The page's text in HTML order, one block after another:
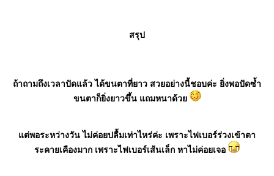
สรุป
ถ้าถามถึงเวลาปัดแล้ว ได้ขนตาที่ยาว สวยอย่างนี้ชอบค่ะ ยิ่งพอปัดซ้ำ
ขนตาก็ยิ่งยาวขึ้น แถมหนาด้ว
ต่พอระหว่างวัน ไม่ค่อยปลื้มเท่าไหร่ค่ะ เพราะไฟเบอร์ร่วงเข้าตา
ระคายเคืองมาก เพราะไฟเบอร์เส้นเล็ก หาไม่ค่อยเจอ